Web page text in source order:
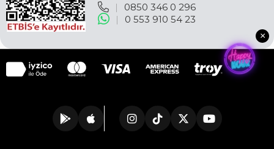
×
|
0850 346 0 296
|
0 553 910 54 23